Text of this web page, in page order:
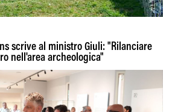
scrive al ministro Giuli: "Rilanciare
nell'area archeologica"